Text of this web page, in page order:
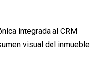
integrada al CRM
visual del inmueble